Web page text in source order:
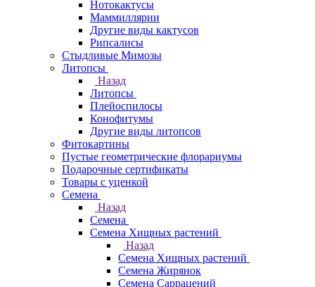
Нотокактусы
Маммиллярии
Другие виды кактусов
Рипсалисы
Стыдливые Мимозы
Литопсы
Назад
Литопсы
Плейоспилосы
Конофитумы
Другие виды литопсов
Фитокартины
Пустые геометрические флорариумы
Подарочные сертификаты
Товары с уценкой
Семена
Назад
Семена
Семена Хищных растений
Назад
Семена Хищных растений
Семена Жирянок
Семена Саррацений